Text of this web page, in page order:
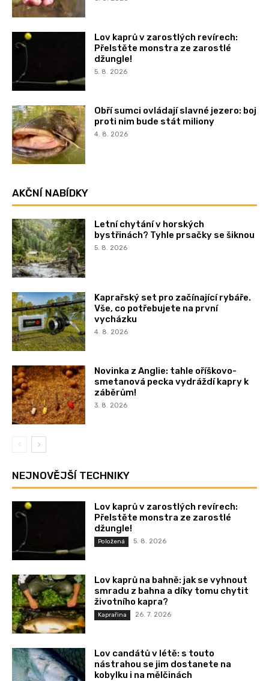
Lov kaprů v zarostlých revírech:
Přelstěte monstra ze zarostlé
džungle!
5. 8. 2026
Obří sumci ovládají slavné jezero: boj
proti nim bude stát miliony
4. 8. 2026
AKČNÍ NABÍDKY
Letní chytání v horských
bystřinách? Tyhle prsačky se šiknou
5. 8. 2026
Kaprařský set pro začínající rybáře.
Vše, co potřebujete na první
vycházku
4. 8. 2026
Novinka z Anglie: tahle oříškovo-
smetanová pecka vydráždí kapry k
záběrům!
3. 8. 2026
NEJNOVĚJŠÍ TECHNIKY
Lov kaprů v zarostlých revírech:
Přelstěte monstra ze zarostlé
džungle!
Položená 5. 8. 2026
Lov kaprů na bahně: jak se vyhnout
smradu z bahna a díky tomu chytit
životního kapra?
Kaprařina 26. 7. 2026
Lov candátů v létě: s touto
nástrahou se jim dostanete na
kobylku i na mělčinách